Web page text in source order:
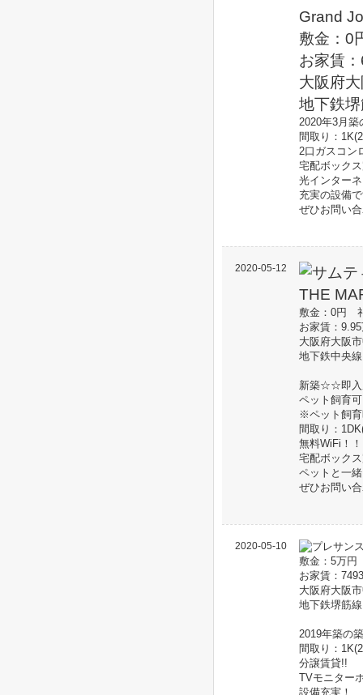
敷金：0
お家賃
大阪府
地下鉄
2020年3月築
間取り：
2口ガスコン
宅配ボック
光インター
充実の設備
ぜひお問い
2020-05-12
敷金：0円
お家賃：
大阪府大阪
地下鉄中央
新築☆☆即入
ペット飼育
※ペット飼
間取り：
無料WiFi！！
宅配ボック
ペットと一
ぜひお問い
2020-05-10
敷金：5万
お家賃：
大阪府大阪
地下鉄堺筋
2019年築の
間取り：
分譲賃貸!!
TVモニター
設備充実！